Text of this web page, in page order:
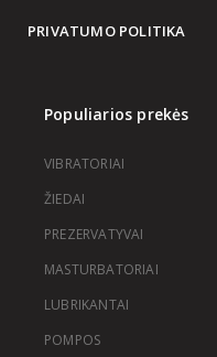
PRIVATUMO POLITIKA
Populiarios prekės
VIBRATORIAI
ŽIEDAI
PREZERVATYVAI
MASTURBATORIAI
LUBRIKANTAI
POMPOS